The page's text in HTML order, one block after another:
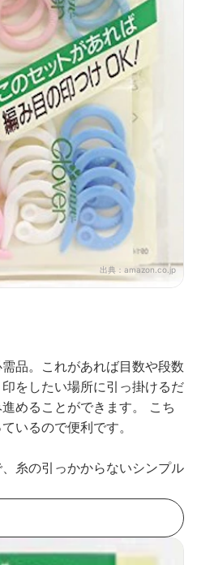
出典： amazon.co.jp
品。これがあれば目数や段数
をしたい場所に引っ掛けるだ
めることができます。 こち
いるので便利です。
糸の引っかからないシンプル